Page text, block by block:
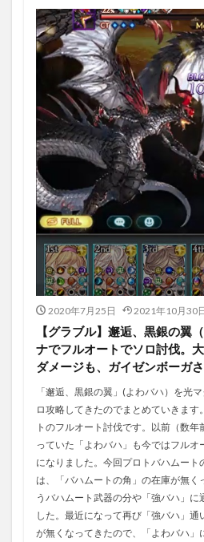
2020年7月25日 2021年10月30
【グラブル】邂逅、黒銀の翼
ナでフルオートでソロ討伐。
ダメージも、ガイゼンボーガ
「邂逅、黒銀の翼」(よわバハ）を光
ロ攻略してきたのでまとめていきます
トのフルオート討伐です。以前（数
っていた「よわバハ」も今ではフル
になりました。今回プロトバハムー
は、「バハムートの角」の在庫が無く
うバハムート武器の分や「強バハ」に
した。最近になって再び「強バハ」通
が無くなってきたので、「よわバハ」